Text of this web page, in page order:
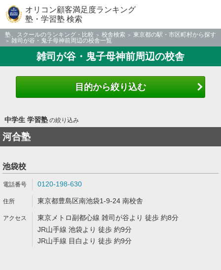
オリコン顧客満足度ランキング
塾・学習塾 検索
塾、スクールのランキング・比較 校舎検索
東京都の駅・市区町村から探す
雑司が谷・鬼子母神前周辺の校舎一覧
雑司が谷・鬼子母神前周辺の校舎
目的から絞り込む
中学生 学習塾の絞り込み
河合塾
池袋校
0120-198-630
東京都豊島区南池袋1-9-24 南校舎
東京メトロ副都心線 雑司が谷より 徒歩 約8分
JR山手線 池袋より 徒歩 約9分
JR山手線 目白より 徒歩 約9分